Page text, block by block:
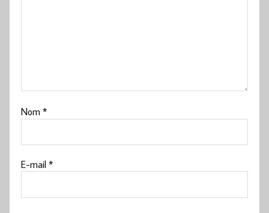
Nom*
E-mail*